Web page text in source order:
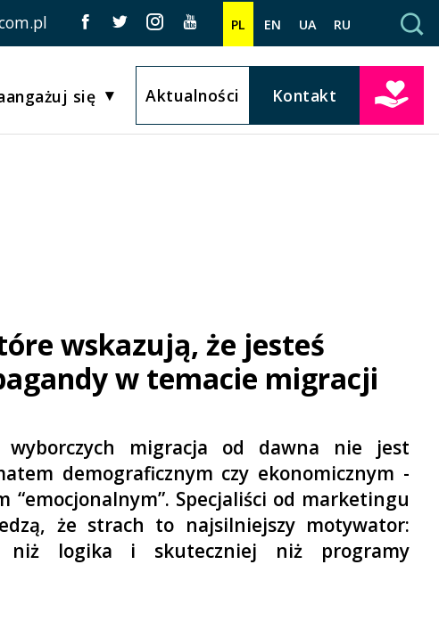
PL EN UA RU
się Aktualności Kontakt
wskazują, że jesteś
w temacie migracji
wyborczych migracja od dawna nie jest
demograficznym czy ekonomicznym -
“emocjonalnym”. Specjaliści od marketingu
że strach to najsilniejszy motywator:
niż logika i skuteczniej niż programy